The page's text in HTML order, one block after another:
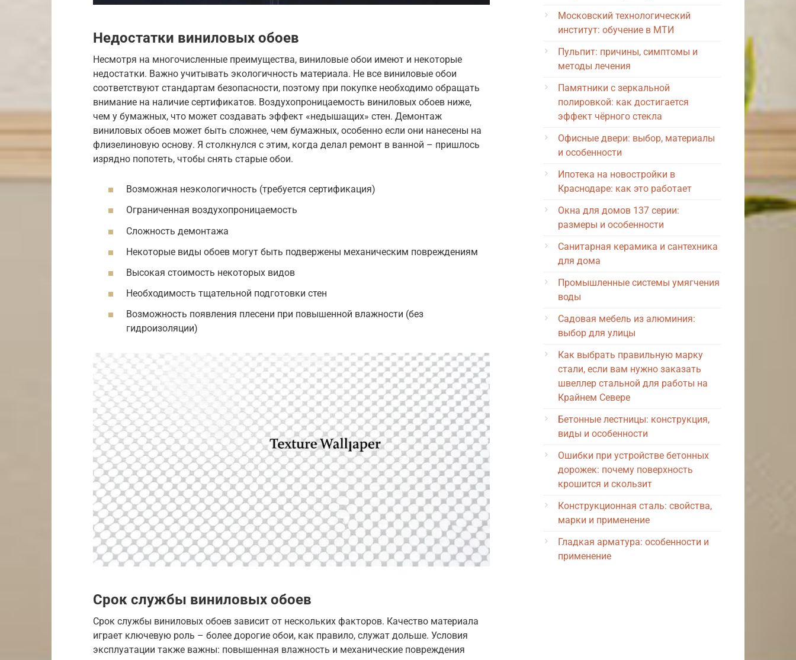
Недостатки виниловых обоев
Несмотря на многочисленные преимущества, виниловые обои имеют и некоторые
недостатки. Важно учитывать экологичность материала. Не все виниловые обои
соответствуют стандартам безопасности, поэтому при покупке необходимо обращать
внимание на наличие сертификатов. Воздухопроницаемость виниловых обоев ниже,
чем у бумажных, что может создавать эффект «недышащих» стен. Демонтаж
виниловых обоев может быть сложнее, чем бумажных, особенно если они нанесены на
флизелиновую основу. Я столкнулся с этим, когда делал ремонт в ванной – пришлось
изрядно попотеть, чтобы снять старые обои.
Возможная неэкологичность (требуется сертификация)
Ограниченная воздухопроницаемость
Сложность демонтажа
Некоторые виды обоев могут быть подвержены механическим повреждениям
Высокая стоимость некоторых видов
Необходимость тщательной подготовки стен
Возможность появления плесени при повышенной влажности (без
гидроизоляции)
Срок службы виниловых обоев
Срок службы виниловых обоев зависит от нескольких факторов. Качество материала
играет ключевую роль – более дорогие обои, как правило, служат дольше. Условия
эксплуатации также важны: повышенная влажность и механические повреждения
Московский технологический
институт: обучение в МТИ
Пульпит: причины, симптомы и
методы лечения
Памятники с зеркальной
полировкой: как достигается
эффект чёрного стекла
Офисные двери: выбор, материалы
и особенности
Ипотека на новостройки в
Краснодаре: как это работает
Окна для домов 137 серии:
размеры и особенности
Санитарная керамика и сантехника
для дома
Промышленные системы умягчения
воды
Садовая мебель из алюминия:
выбор для улицы
Как выбрать правильную марку
стали, если вам нужно заказать
швеллер стальной для работы на
Крайнем Севере
Бетонные лестницы: конструкция,
виды и особенности
Ошибки при устройстве бетонных
дорожек: почему поверхность
крошится и скользит
Конструкционная сталь: свойства,
марки и применение
Гладкая арматура: особенности и
применение